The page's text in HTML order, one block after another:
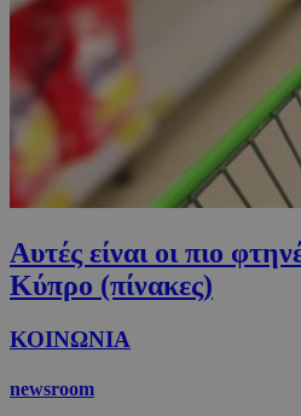
Αυτές είναι οι πιο
Κύπρο (πίνακες)
ΚΟΙΝΩΝΙΑ
newsroom